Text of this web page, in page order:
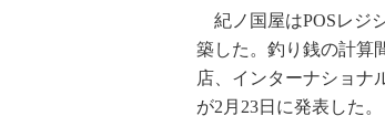
紀ノ国屋はPOSレジ
築した。釣り銭の計算
店、インターナショナ
が2月23日に発表した。